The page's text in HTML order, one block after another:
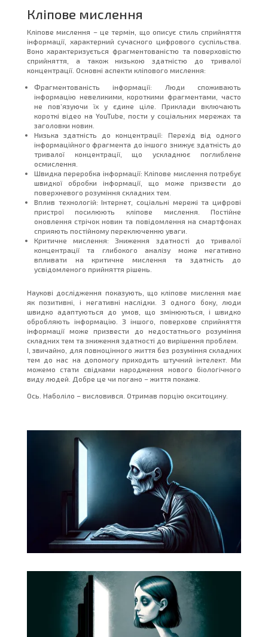
Кліпове мислення
Кліпове мислення – це термін, що описує стиль сприйняття
інформації, характерний сучасного цифрового суспільства.
Воно характеризується фрагментованістю та поверховістю
сприйняття, а також низькою здатністю до тривалої
концентрації. Основні аспекти кліпового мислення:
Фрагментованість інформації: Люди споживають
інформацію невеликими, короткими фрагментами, часто
не пов’язуючи їх у єдине ціле. Приклади включають
короткі відео на YouTube, пости у соціальних мережах та
заголовки новин.
Низька здатність до концентрації: Перехід від одного
інформаційного фрагмента до іншого знижує здатність до
тривалої концентрації, що ускладнює поглиблене
осмислення.
Швидка переробка інформації: Кліпове мислення потребує
швидкої обробки інформації, що може призвести до
поверхневого розуміння складних тем.
Вплив технологій: Інтернет, соціальні мережі та цифрові
пристрої посилюють кліпове мислення. Постійне
оновлення стрічок новин та повідомлення на смартфонах
сприяють постійному переключенню уваги.
Критичне мислення: Зниження здатності до тривалої
концентрації та глибокого аналізу може негативно
впливати на критичне мислення та здатність до
усвідомленого прийняття рішень.
Наукові дослідження показують, що кліпове мислення має
як позитивні, і негативні наслідки. З одного боку, люди
швидко адаптуються до умов, що змінюються, і швидко
обробляють інформацію. З іншого, поверхове сприйняття
інформації може призвести до недостатнього розуміння
складних тем та зниження здатності до вирішення проблем.
І, звичайно, для повноцінного життя без розуміння складних
тем до нас на допомогу приходить штучний інтелект. Ми
можемо стати свідками народження нового біологічного
виду людей. Добре це чи погано – життя покаже.
Ось. Наболіло – висловився. Отримав порцію окситоцину.